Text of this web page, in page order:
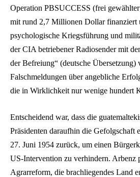
Operation PBSUCCESS (frei
mit rund 2,7 Millionen Dollar finanziert
psychologische Kriegsführung und
der CIA betriebener Radiosender mit
der Befreiung“ (deutsche Übersetzung)
Falschmeldungen über angebliche
die in Wirklichkeit nur wenige hundert
Entscheidend war, dass die
Präsidenten daraufhin die Gefolgschaft
27. Juni 1954 zurück, um einen
US-Intervention zu verhindern. Arbenz
Agrarreform, die brachliegendes Land